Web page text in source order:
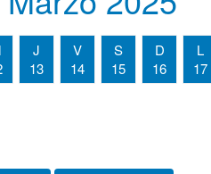
J
13
V
14
S
15
D
16
L
17